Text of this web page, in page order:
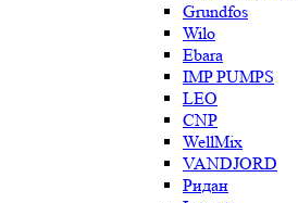
Grundfos
Wilo
Ebara
IMP PUMPS
LEO
CNP
WellMix
VANDJORD
Ридан